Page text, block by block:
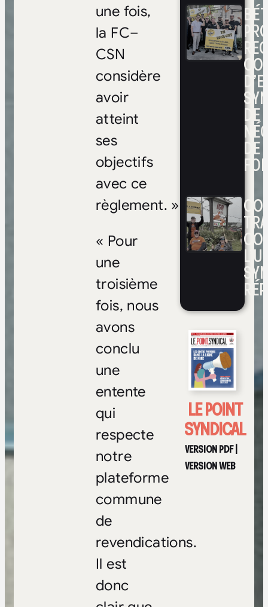
DE
DE
FOI
LE POINT
SYNDICAL
VERSION PDF|
VERSION WEB
une fois,
la FC–
CSN
considère
avoir
atteint
ses
objectifs
avec ce
règlement. »
« Pour
une
troisième
fois, nous
avons
conclu
une
entente
qui
respecte
notre
plateforme
commune
de
revendications.
Il est
donc